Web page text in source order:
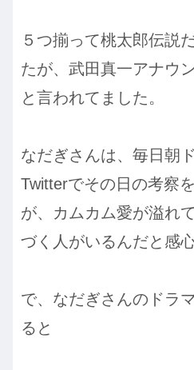
５つ揃って桃太郎伝説
たが、武田真一アナウ
と言われてました。
なだぎさんは、毎日朝
Twitterでその日の考察
が、カムカム愛が溢れ
づく人がいるんだと感
で、なだぎさんのドラ
ると